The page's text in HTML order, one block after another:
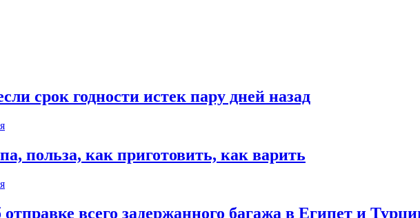
срок годности истек пару дней назад
польза, как приготовить, как варить
всего задержанного багажа в Египет и